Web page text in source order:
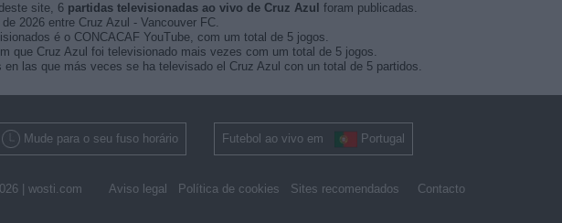
site, 6 partidas televisionadas ao vivo de Cruz Azul foram publicadas.
2026 entre Cruz Azul - Vancouver FC.
é o CONCACAF YouTube, com um total de 5 jogos.
que Cruz Azul foi televisionado mais vezes com um total de 5 jogos.
las que más veces se ha televisado el Cruz Azul con un total de 5 partidos.
Mude para o seu fuso horário Futebol ao vivo em Portugal
| wosti.com Aviso legal Política de cookies Sites recomendados Contacto